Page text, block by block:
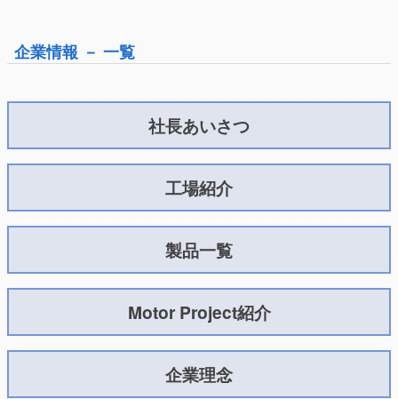
企業情報 － 一覧
社長あいさつ
工場紹介
製品一覧
Motor Project紹介
企業理念